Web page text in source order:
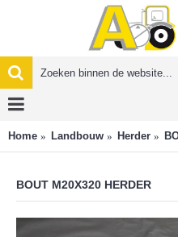
Home Landbouw Herder
BOUT M20X320 HERDER